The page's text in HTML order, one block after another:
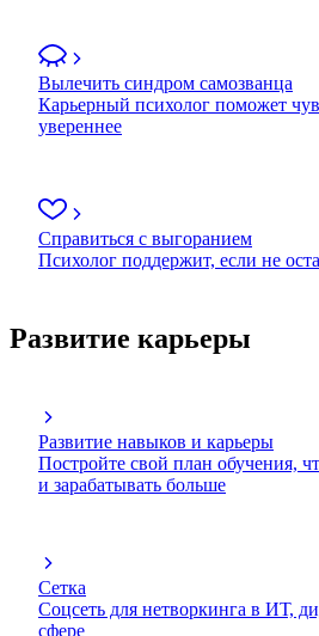
Вылечить синдром самозванца
Карьерный психолог поможет
увереннее
Справиться с выгоранием
Психолог поддержит, если не
Развитие карьеры
Развитие навыков и карьеры
Постройте свой план обучения,
и зарабатывать больше
Сетка
Соцсеть для нетворкинга в ИТ,
сфере